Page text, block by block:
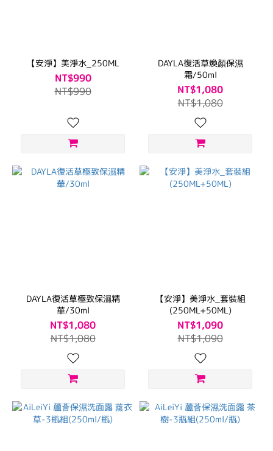
【安淨】美淨水_250ML
NT$990
NT$990
DAYLA復活草煥顏保濕
霜/50ml
NT$1,080
NT$1,080
DAYLA復活草極致保濕精
華/30ml
NT$1,080
NT$1,080
【安淨】美淨水_套裝組
(250ML+50ML)
NT$1,090
NT$1,090